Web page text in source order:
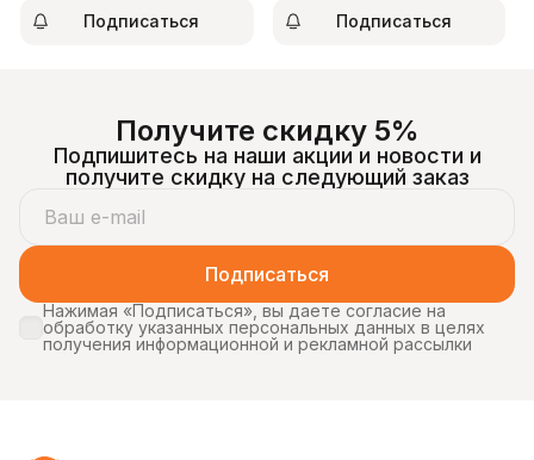
Подписаться
Подписаться
Получите скидку 5%
Подпишитесь на наши акции и новости и
получите скидку на следующий заказ
Подписаться
Нажимая «Подписаться», вы даете согласие на
обработку указанных персональных данных в целях
получения информационной и рекламной рассылки